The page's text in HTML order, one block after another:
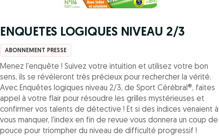
ENQUETES LOGIQUES NIVEAU 2/3
ABONNEMENT PRESSE
Menez l'enquête ! Suivez votre intuition et utilisez votre bon
sens, ils se révéleront très précieux pour rechercher la vérité.
Avec Enquêtes logiques niveau 2/3, de Sport Cérébral®, faites
appel à votre flair pour résoudre les grilles mystérieuses et
confirmer vos talents de détective ! Et si des indices venaient à
vous manquer, l'index en fin de revue vous donnera un coup de
pouce pour triompher du niveau de difficulté progressif !